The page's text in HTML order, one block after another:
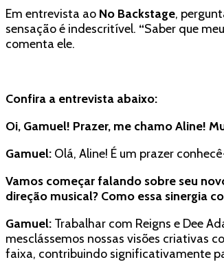
Em entrevista ao No Backstage,
sensação é indescritível. “Saber que
comenta ele.
Confira a entrevista abaixo:
Oi, Gamuel! Prazer, me chamo Aline!
Gamuel: Olá, Aline! É um prazer
Vamos começar falando sobre seu
direção musical? Como essa sinergia
Gamuel: Trabalhar com Reigns e Dee
mesclássemos nossas visões criativas
faixa, contribuindo significativamente